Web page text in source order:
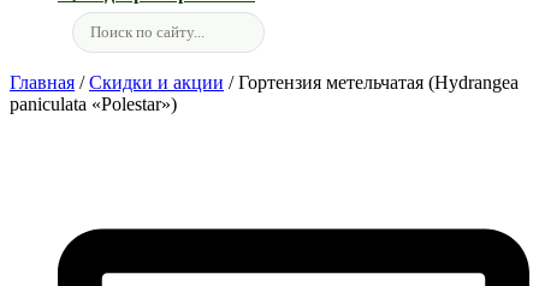
Главная /Скидки и акции / Гортензия метельчатая (Hydrangea
paniculata «Polestar»)